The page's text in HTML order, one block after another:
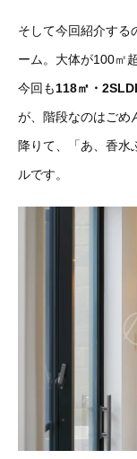
そして今回紹介する
ーム。大体が100㎡
今回も118㎡・
が、階段なのはごめ
降りて、「あ、香水
ルです。